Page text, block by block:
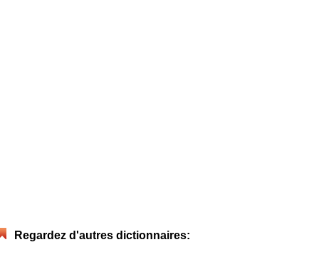
Regardez d'autres dictionnaires: